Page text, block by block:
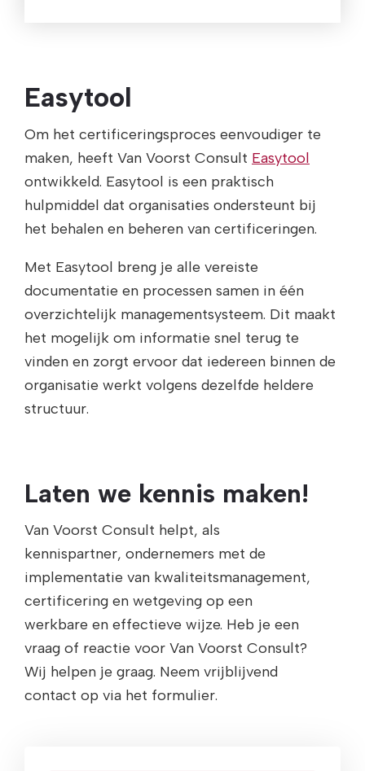
Easytool
Om het certificeringsproces eenvoudiger te
maken, heeft Van Voorst Consult Easytool
ontwikkeld. Easytool is een praktisch
hulpmiddel dat organisaties ondersteunt bij
het behalen en beheren van certificeringen.
Met Easytool breng je alle vereiste
documentatie en processen samen in één
overzichtelijk managementsysteem. Dit maakt
het mogelijk om informatie snel terug te
vinden en zorgt ervoor dat iedereen binnen de
organisatie werkt volgens dezelfde heldere
structuur.
Laten we kennis maken!
Van Voorst Consult helpt, als
kennispartner, ondernemers met de
implementatie van kwaliteitsmanagement,
certificering en wetgeving op een
werkbare en effectieve wijze. Heb je een
vraag of reactie voor Van Voorst Consult?
Wij helpen je graag. Neem vrijblijvend
contact op via het formulier.